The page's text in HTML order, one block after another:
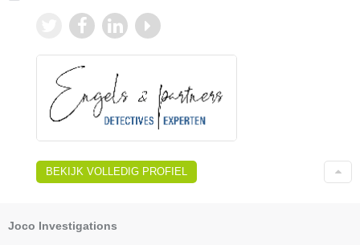
BEKIJK VOLLEDIG PROFIEL
Joco Investigations